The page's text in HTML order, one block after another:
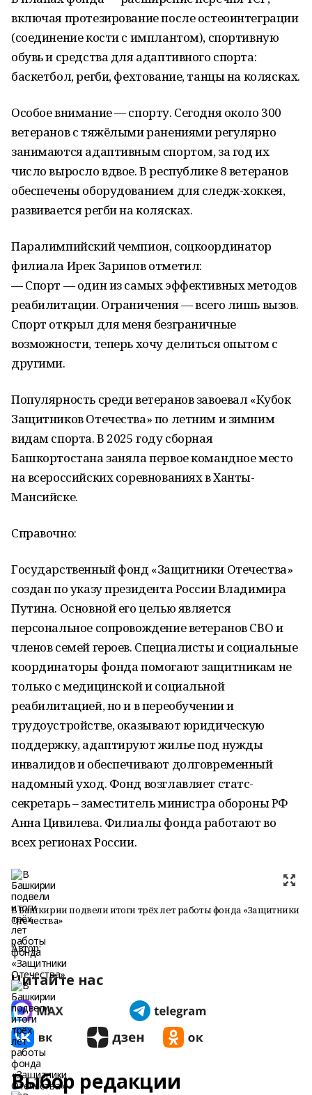
включая протезирование после остеоинтеграции
(соединение кости с имплантом), спортивную
обувь и средства для адаптивного спорта:
баскетбол, регби, фехтование, танцы на колясках.
Особое внимание — спорту. Сегодня около 300
ветеранов с тяжёлыми ранениями регулярно
занимаются адаптивным спортом, за год их
число выросло вдвое. В республике 8 ветеранов
обеспечены оборудованием для следж-хоккея,
развивается регби на колясках.
Паралимпийский чемпион, соцкоординатор
филиала Ирек Зарипов отметил:
— Спорт — один из самых эффективных методов
реабилитации. Ограничения — всего лишь вызов.
Спорт открыл для меня безграничные
возможности, теперь хочу делиться опытом с
другими.
Популярность среди ветеранов завоевал «Кубок
Защитников Отечества» по летним и зимним
видам спорта. В 2025 году сборная
Башкортостана заняла первое командное место
на всероссийских соревнованиях в Ханты-
Мансийске.
Справочно:
Государственный фонд «Защитники Отечества»
создан по указу президента России Владимира
Путина. Основной его целью является
персональное сопровождение ветеранов СВО и
членов семей героев. Специалисты и социальные
координаторы фонда помогают защитникам не
только с медицинской и социальной
реабилитацией, но и в переобучении и
трудоустройстве, оказывают юридическую
поддержку, адаптируют жилье под нужды
инвалидов и обеспечивают долговременный
надомный уход. Фонд возглавляет статс-
секретарь – заместитель министра обороны РФ
Анна Цивилева. Филиалы фонда работают во
всех регионах России.
В Башкирии подвели итоги трёх лет работы фонда «Защитники
Отечества»
Автор:
Читайте нас
Выбор редакции